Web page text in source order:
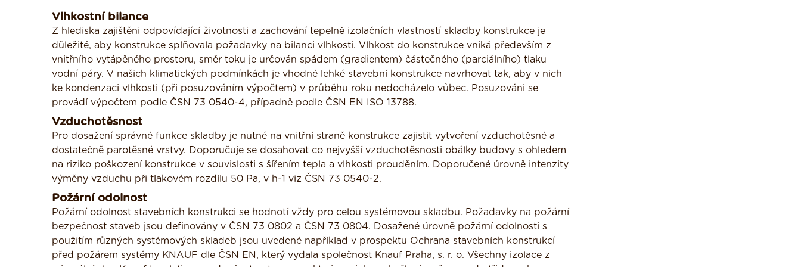
Vlhkostní bilance
Z hlediska zajištěni odpovídající životnosti a zachování tepelně izolačních vlastností skladby konstrukce je
důležité, aby konstrukce splňovala požadavky na bilanci vlhkosti. Vlhkost do konstrukce vniká především z
vnitřního vytápěného prostoru, směr toku je určován spádem (gradientem) částečného (parciálního) tlaku
vodní páry. V našich klimatických podmínkách je vhodné lehké stavební konstrukce navrhovat tak, aby v nich
ke kondenzaci vlhkosti (při posuzováním výpočtem) v průběhu roku nedocházelo vůbec. Posuzováni se
provádí výpočtem podle ČSN 73 0540-4, případně podle ČSN EN ISO 13788.
Vzduchotěsnost
Pro dosažení správné funkce skladby je nutné na vnitřní straně konstrukce zajistit vytvoření vzduchotěsné a
dostatečně parotěsné vrstvy. Doporučuje se dosahovat co nejvyšší vzduchotěsnosti obálky budovy s ohledem
na riziko poškození konstrukce v souvislosti s šířením tepla a vlhkosti prouděním. Doporučené úrovně intenzity
výměny vzduchu při tlakovém rozdílu 50 Pa, v h-1 viz ČSN 73 0540-2.
Požární odolnost
Požární odolnost stavebních konstrukci se hodnotí vždy pro celou systémovou skladbu. Požadavky na požární
bezpečnost staveb jsou definovány v ČSN 73 0802 a ČSN 73 0804. Dosažené úrovně požární odolnosti s
použitím různých systémových skladeb jsou uvedené například v prospektu Ochrana stavebních konstrukcí
před požárem systémy KNAUF dle ČSN EN, který vydala společnost Knauf Praha, s. r. o. Všechny izolace z